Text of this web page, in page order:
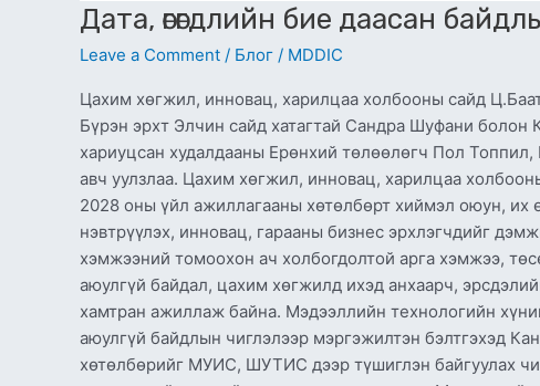
Дата, өгөгдлийн бие даасан
Leave a Comment / Блог / MDDIC
Цахим хөгжил, инновац, харилцаа холбооны сайд
Бүрэн эрхт Элчин сайд хатагтай Сандра Шуфани
хариуцсан худалдааны Ерөнхий төлөөлөгч Пол
авч уулзлаа. Цахим хөгжил, инновац, харилцаа
2028 оны үйл ажиллагааны хөтөлбөрт хиймэл оюун, их
нэвтрүүлэх, инновац, гарааны бизнес эрхлэгчдийг
хэмжээний томоохон ач холбогдолтой арга хэмжээ,
аюулгүй байдал, цахим хөгжилд ихэд анхаарч,
хамтран ажиллаж байна. Мэдээллийн технологийн
аюулгүй байдлын чиглэлээр мэргэжилтэн бэлтгэхэд
хөтөлбөрийг МУИС, ШУТИС дээр түшиглэн байгуулах
Дата,
өгөгдлийн
бие
даасан
байдлыг
бүрдүүлнэ